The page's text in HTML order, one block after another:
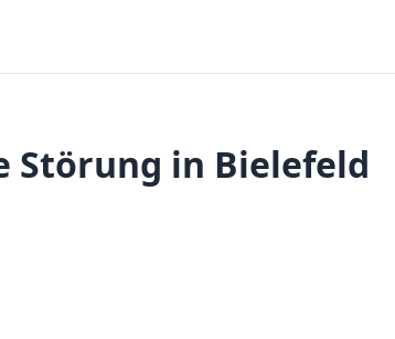
Störung in Bielefeld